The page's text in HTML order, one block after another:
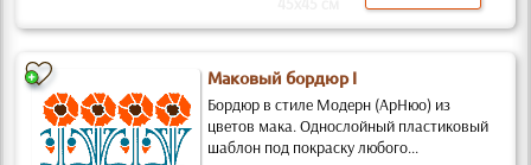
Маковый бордюр I
Бордюр в стиле Модерн (АрНюо) из
цветов мака. Однослойный пластиковый
шаблон под покраску любого...